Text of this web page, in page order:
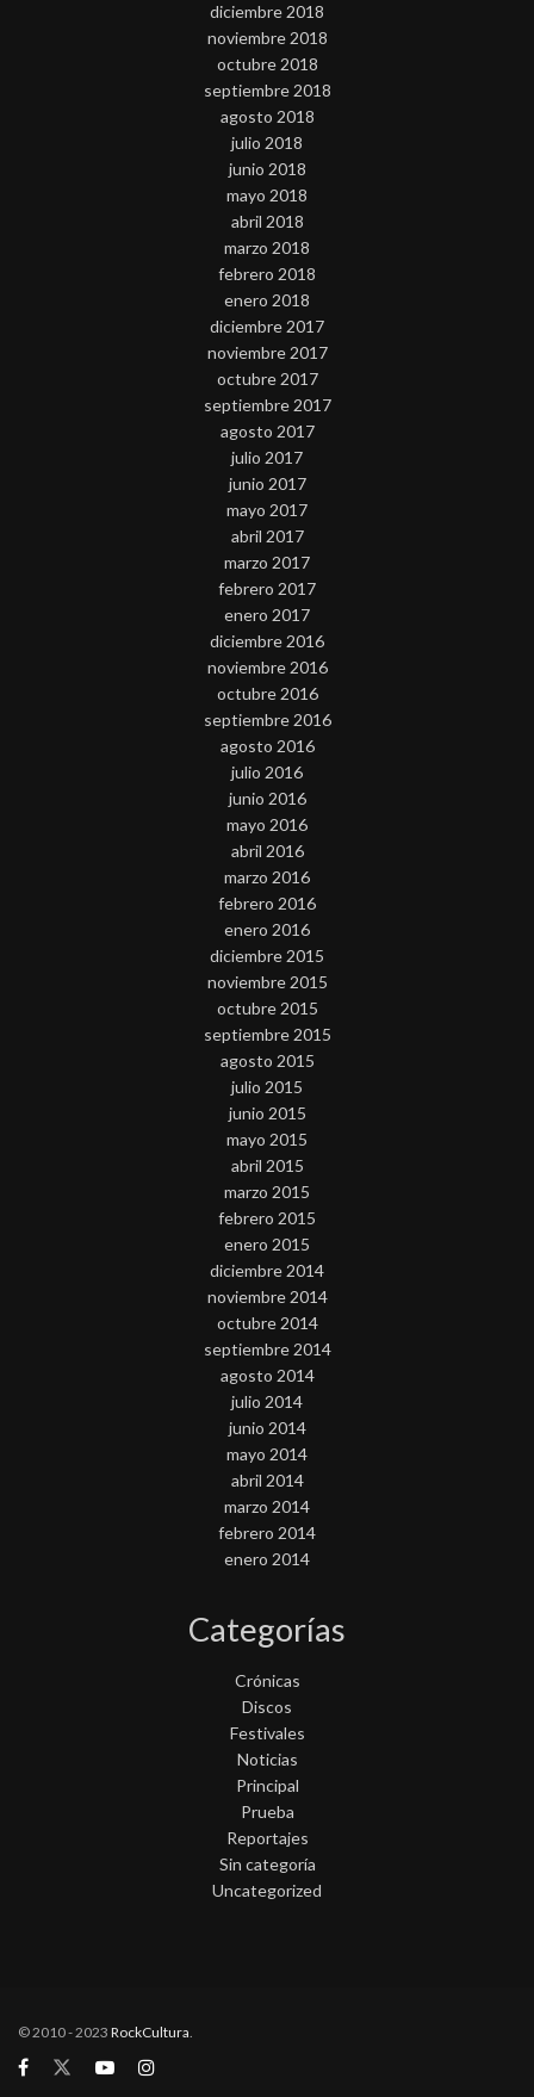
diciembre 2018
noviembre 2018
octubre 2018
septiembre 2018
agosto 2018
julio 2018
junio 2018
mayo 2018
abril 2018
marzo 2018
febrero 2018
enero 2018
diciembre 2017
noviembre 2017
octubre 2017
septiembre 2017
agosto 2017
julio 2017
junio 2017
mayo 2017
abril 2017
marzo 2017
febrero 2017
enero 2017
diciembre 2016
noviembre 2016
octubre 2016
septiembre 2016
agosto 2016
julio 2016
junio 2016
mayo 2016
abril 2016
marzo 2016
febrero 2016
enero 2016
diciembre 2015
noviembre 2015
octubre 2015
septiembre 2015
agosto 2015
julio 2015
junio 2015
mayo 2015
abril 2015
marzo 2015
febrero 2015
enero 2015
diciembre 2014
noviembre 2014
octubre 2014
septiembre 2014
agosto 2014
julio 2014
junio 2014
mayo 2014
abril 2014
marzo 2014
febrero 2014
enero 2014
Categorías
Crónicas
Discos
Festivales
Noticias
Principal
Prueba
Reportajes
Sin categoría
Uncategorized
© 2010 - 2023 RockCultura.